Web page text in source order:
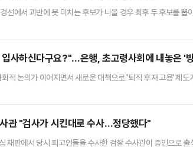
선에서 과반에 못 미치는 후보가 나올 경우 최후 두 후보를
다'는 물음에 "양자 경선에 대해 확정된 건 없다"고 답했다.앞
사하신다구요?"…은행, 초고령사회에 내놓은 '
적 논의가 이어지면서 새로운 대책으로 '퇴직 후 재고용' 제
금융권에 따르면 초고령사회 진입하면서 은행권에서도 고령
관 "검사가 시킨대로 수사…정당했다"
재판에서 당시 피고인들을 수사한 검찰 수사관이 증인으로